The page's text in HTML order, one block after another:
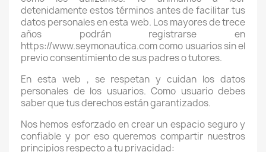
detenidamente estos términos antes de facilitar tus
datos personales en esta web. Los mayores de trece
años podrán registrarse en
https://www.seymonautica.com como usuarios sin el
previo consentimiento de sus padres o tutores.
En esta web , se respetan y cuidan los datos
personales de los usuarios. Como usuario debes
saber que tus derechos están garantizados.
Nos hemos esforzado en crear un espacio seguro y
confiable y por eso queremos compartir nuestros
principios respecto a tu privacidad: